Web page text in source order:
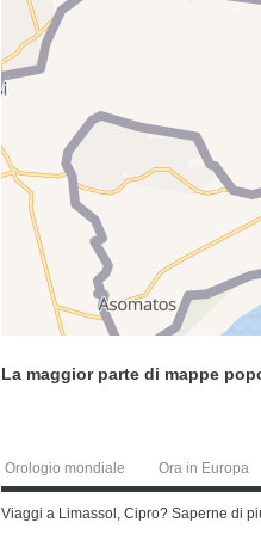
La maggior parte di mappe
Orologio mondiale Ora in Europa
Viaggi a Limassol, Cipro? Saperne di